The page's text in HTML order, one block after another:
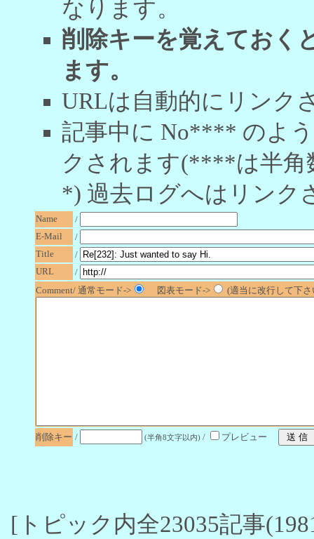
なります。
削除キーを覚えておく
ます。
URLは自動的にリンク
記事中に No**** のよ
クされます(****は半角
*) 過去ログへはリンク
Name
/
E-Mail
/
Title
/
URL
/
Comment/ 通常モード->
図表モード-> (適当に改行して下
削除キー / (半角8文字以内) / プレビュー
[トピック内全23035記事